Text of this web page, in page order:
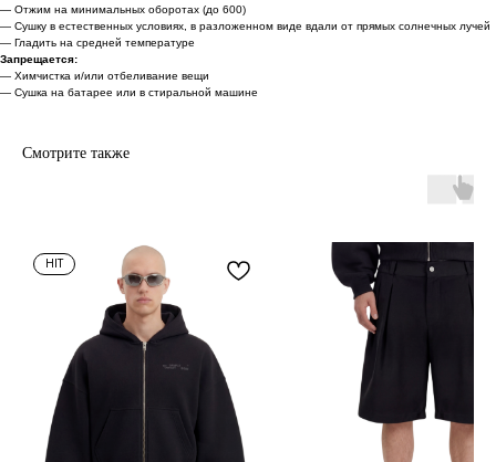
— Отжим на минимальных оборотах (до 600)
— Сушку в естественных условиях, в разложенном виде вдали от прямых солнечных лучей
— Гладить на средней температуре
Запрещается:
— Химчистка и/или отбеливание вещи
— Сушка на батарее или в стиральной машине
Смотрите также
HIT
support@unfort.ru
*Признана экстремистской и запрещена на территории РФ
*
О нас
Политика конфиденциальности